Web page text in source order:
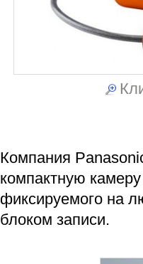
Компания
компактную
фиксируемого на
блоком записи.